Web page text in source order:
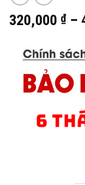
320,000 ₫–